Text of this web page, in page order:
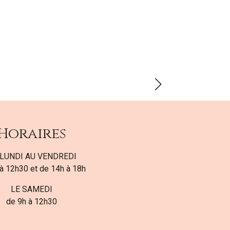
AU VENDREDI
12h30 et de 14h à 18h
LE SAMEDI
de 9h à 12h30